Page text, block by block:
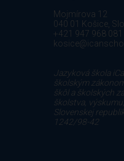
Mojmírova 12
040 01 Košice,
+421 947 968 081
Jazyková škola
školským
škôl a školských
školstva,
Slovenskej
1242/98-42